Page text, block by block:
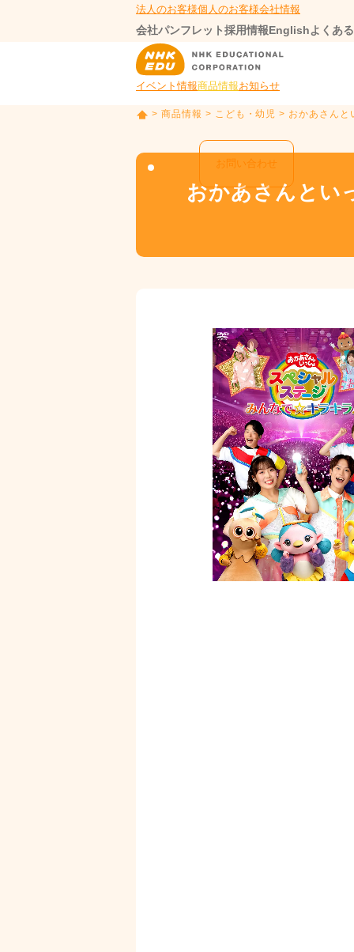
法人のお客様個人のお客様会社情報
会社パンフレット採用情報Englishよくあ
イベント情報商品情報お知らせ
お問い合わせ
P
> 商品情報 > こども・幼児 > おかあさんと
おかあさんとい